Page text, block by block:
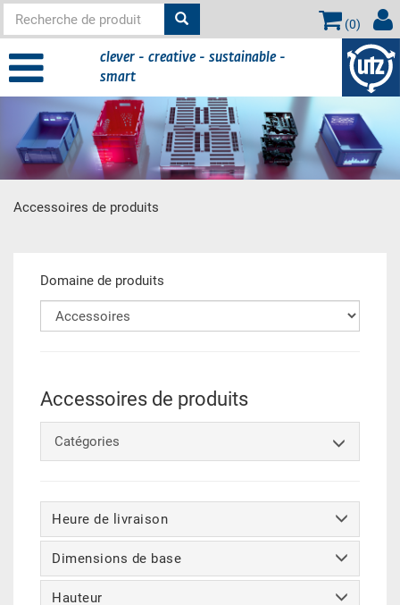
(0)
clever - creative - sustainable -
smart
Accessoires de produits
contient principale
Domaine de produits
Accessoires de produits
Catégories
Heure de livraison
Dimensions de base
Hauteur